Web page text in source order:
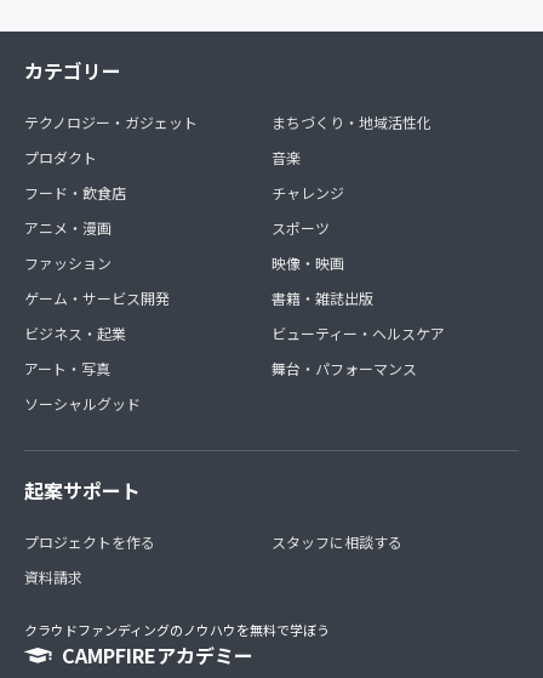
カテゴリー
テクノロジー・ガジェット
プロダクト
フード・飲食店
アニメ・漫画
ファッション
ゲーム・サービス開発
ビジネス・起業
アート・写真
ソーシャルグッド
まちづくり・地域活性化
音楽
チャレンジ
スポーツ
映像・映画
書籍・雑誌出版
ビューティー・ヘルスケア
舞台・パフォーマンス
起案サポート
プロジェクトを作る
資料請求
スタッフに相談する
クラウドファンディングのノウハウを無料で学ぼう
CAMPFIREアカデミー